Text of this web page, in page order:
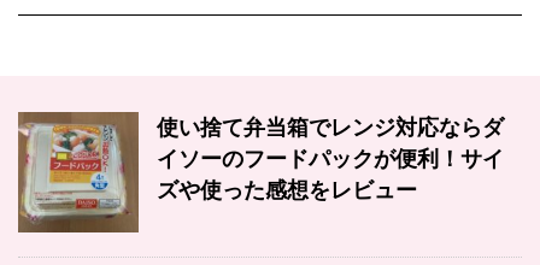
使い捨て弁当箱でレンジ対応ならダ
イソーのフードパックが便利！サイ
ズや使った感想をレビュー